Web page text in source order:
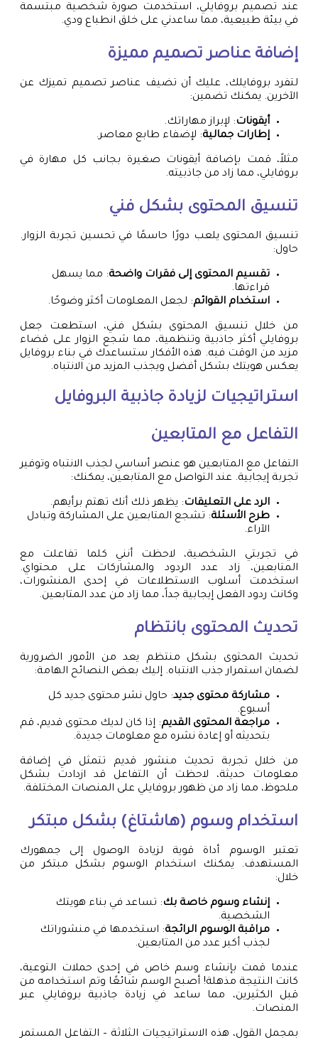
عند تصميم بروفايلي، استخدمت صورة شخصية مبتسمة
في بيئة طبيعية، مما ساعدني على خلق انطباع ودي.
إضافة عناصر تصميم مميزة
لتفرد بروفايلك، عليك أن تضيف عناصر تصميم تميزك عن
الآخرين. يمكنك تضمين:
أيقونات: لإبراز مهاراتك.
إطارات جمالية: لإضفاء طابع معاصر.
مثلاً، قمت بإضافة أيقونات صغيرة بجانب كل مهارة في
بروفايلي، مما زاد من جاذبيته.
تنسيق المحتوى بشكل فني
تنسيق المحتوى يلعب دورًا حاسمًا في تحسين تجربة الزوار.
حاول:
تقسيم المحتوى إلى فقرات واضحة: مما يسهل
قراءتها.
استخدام القوائم: لجعل المعلومات أكثر وضوحًا.
من خلال تنسيق المحتوى بشكل فني، استطعت جعل
بروفايلي أكثر جاذبية وتنظمية، مما شجع الزوار على قضاء
مزيد من الوقت فيه. هذه الأفكار ستساعدك في بناء بروفايل
يعكس هويتك بشكل أفضل ويجذب المزيد من الانتباه.
استراتيجيات لزيادة جاذبية البروفايل
التفاعل مع المتابعين
التفاعل مع المتابعين هو عنصر أساسي لجذب الانتباه وتوفير
تجربة إيجابية. عند التواصل مع المتابعين، يمكنك:
الرد على التعليقات: يظهر ذلك أنك تهتم برأيهم.
طرح الأسئلة: تشجع المتابعين على المشاركة وتبادل
الآراء.
في تجربتي الشخصية، لاحظت أنني كلما تفاعلت مع
المتابعين، زاد عدد الردود والمشاركات على محتواي.
استخدمت أسلوب الاستطلاعات في إحدى المنشورات،
وكانت ردود الفعل إيجابية جداً، مما زاد من عدد المتابعين.
تحديث المحتوى بانتظام
تحديث المحتوى بشكل منتظم يعد من الأمور الضرورية
لضمان استمرار جذب الانتباه. إليك بعض النصائح الهامة:
مشاركة محتوى جديد: حاول نشر محتوى جديد كل
أسبوع.
مراجعة المحتوى القديم: إذا كان لديك محتوى قديم، قم
بتحديثه أو إعادة نشره مع معلومات جديدة.
من خلال تجربة تحديث منشور قديم تتمثل في إضافة
معلومات حديثة، لاحظت أن التفاعل قد ازدادت بشكل
ملحوظ، مما زاد من ظهور بروفايلي على المنصات المختلفة.
استخدام وسوم (هاشتاغ) بشكل مبتكر
تعتبر الوسوم أداة قوية لزيادة الوصول إلى جمهورك
المستهدف. يمكنك استخدام الوسوم بشكل مبتكر من
خلال:
إنشاء وسوم خاصة بك: تساعد في بناء هويتك
الشخصية.
مراقبة الوسوم الرائجة: استخدمها في منشوراتك
لجذب أكبر عدد من المتابعين.
عندما قمت بإنشاء وسم خاص في إحدى حملات التوعية،
كانت النتيجة مذهلة! أصبح الوسم شائعًا وتم استخدامه من
قبل الكثيرين، مما ساعد في زيادة جاذبية بروفايلي عبر
المنصات.
بمجمل القول، هذه الاستراتيجيات الثلاثة – التفاعل المستمر